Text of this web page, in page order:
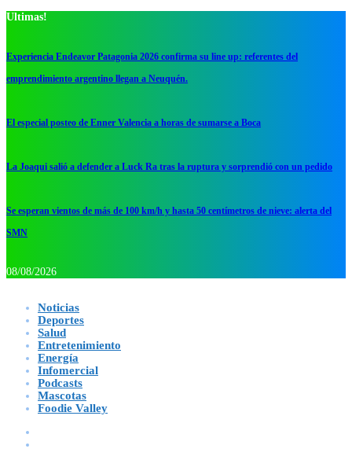
Ultimas!
Experiencia Endeavor Patagonia 2026 confirma su line up: referentes del
emprendimiento argentino llegan a Neuquén.
El especial posteo de Enner Valencia a horas de sumarse a Boca
La Joaqui salió a defender a Luck Ra tras la ruptura y sorprendió con un pedido
Se esperan vientos de más de 100 km/h y hasta 50 centímetros de nieve: alerta del
SMN
08/08/2026
Noticias
Deportes
Salud
Entretenimiento
Energía
Infomercial
Podcasts
Mascotas
Foodie Valley